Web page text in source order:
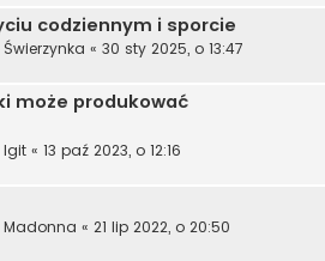
codziennym i sporcie
Świerzynka « 30 sty 2025, o 13:47
może produkować
Igit « 13 paź 2023, o 12:16
Madonna « 21 lip 2022, o 20:50